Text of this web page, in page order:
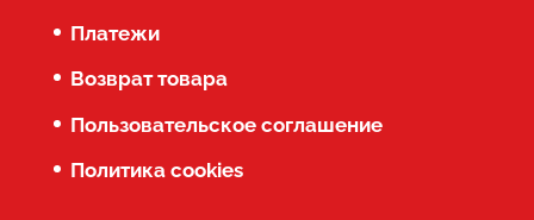
Платежи
Возврат товара
Пользовательское соглашение
Политика cookies